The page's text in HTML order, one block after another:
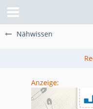
Nähwissen
Anzeige: